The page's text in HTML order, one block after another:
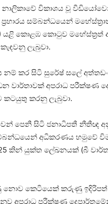
නාලිකාවේ විකාශය වූ
සම්බන්ධයෙන්
යළි කොළඹ කොටුව
ලැබුවා.
කර සිටි සුරේෂ් සලේ
වාර්තාවක් අපරාධ පරීක්ෂණ
කටයුතු කරනු ලැබුවා.
පෙනී සිටි ජනාධිපතී නීතීඥ
අධිකරණය හමුවේ
කින් යුක්ත ලේඛනයක් (බී
නොව කෙටියෙක් කරුණු
අපරාධ පරීක්ෂණ